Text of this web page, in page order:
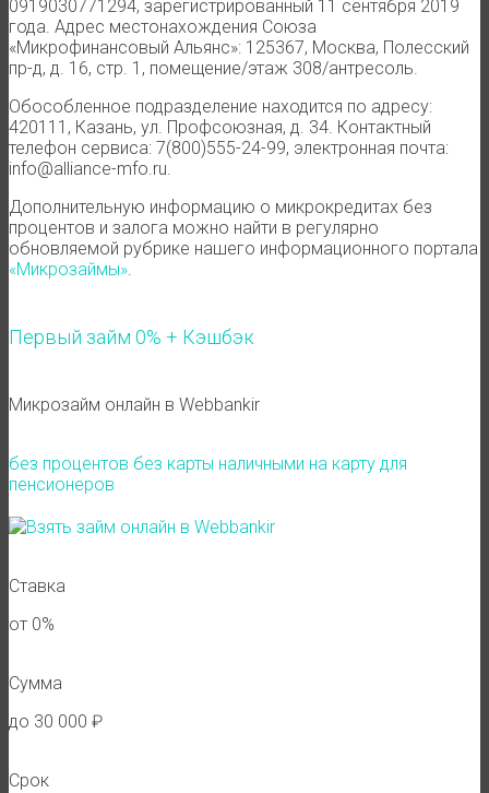
0919030771294, зарегистрированный 11 сентября 2019
года. Адрес местонахождения Союза
«Микрофинансовый Альянс»: 125367, Москва, Полесский
пр-д, д. 16, стр. 1, помещение/этаж 308/антресоль.
Обособленное подразделение находится по адресу:
420111, Казань, ул. Профсоюзная, д. 34. Контактный
телефон сервиса: 7(800)555-24-99, электронная почта:
info@alliance-mfo.ru.
Дополнительную информацию о микрокредитах без
процентов и залога можно найти в регулярно
обновляемой рубрике нашего информационного портала
«Микрозаймы».
Первый займ 0% + Кэшбэк
Микрозайм онлайн в Webbankir
без процентов без карты наличными на карту для
пенсионеров
Ставка
от 0%
Сумма
до 30 000 ₽
Срок